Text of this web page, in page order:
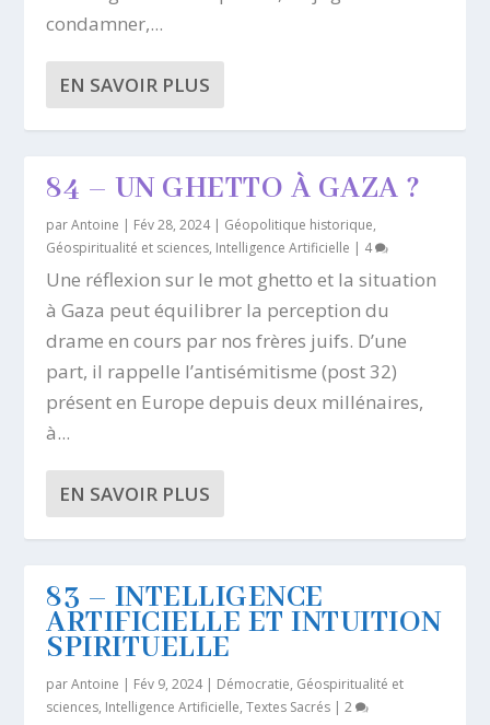
condamner,...
EN SAVOIR PLUS
84 – UN GHETTO À GAZA ?
parAntoine | Fév 28, 2024| Géopolitique historique,
Géospiritualité et sciences, Intelligence Artificielle | 4
Une réflexion sur le mot ghetto et la situation
à Gaza peut équilibrer la perception du
drame en cours par nos frères juifs. D’une
part, il rappelle l’antisémitisme (post 32)
présent en Europe depuis deux millénaires,
à...
EN SAVOIR PLUS
83 – INTELLIGENCE
ARTIFICIELLE ET INTUITION
SPIRITUELLE
parAntoine | Fév 9, 2024| Démocratie, Géospiritualité et
sciences, Intelligence Artificielle,Textes Sacrés |2